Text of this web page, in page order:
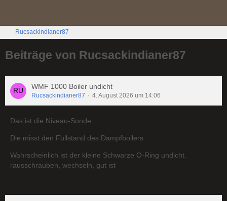
Rucsackindianer87
Beiträge von Rucsackindianer87
WMF 1000 Boiler undicht
Rucsackindianer87 4. August 2026 um 14:06
Das ist die Niveau-Sonde.
Die misst den Füllstand des Dampfboilers.
Wahrscheinlich ist der kleine Schwarze O-Ring undicht.
rausschrauben, wechseln, gut ist